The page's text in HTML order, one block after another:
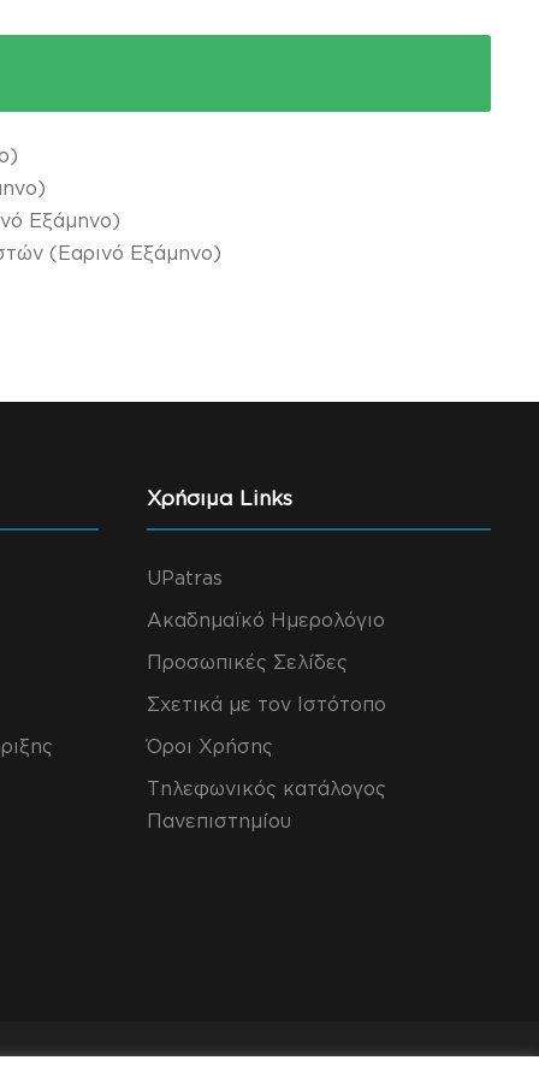
Εξάμηνο)
(Εαρινό Εξάμηνο)
Χρήσιμα Links
UPatras
Ακαδημαϊκό Ημερολόγιο
Προσωπικές Σελίδες
Σχετικά με τον Ιστότοπο
Όροι Χρήσης
Τηλεφωνικός κατάλογος
Πανεπιστημίου